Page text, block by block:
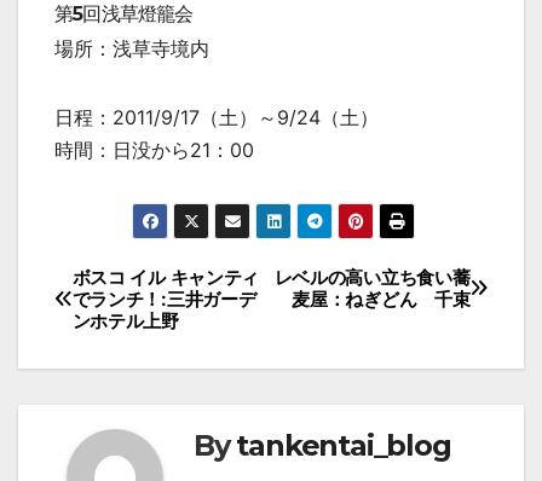
第5回浅草燈籠会
場所：浅草寺境内
日程：2011/9/17（土）～9/24（土）
時間：日没から21：00
投
稿
ー
レベルの高い立ち食い蕎
麦屋：ねぎどん 千束
ボスコ イル キャンティ
でランチ！:三井ガーデ
ンホテル上野
Bytankentai_blog